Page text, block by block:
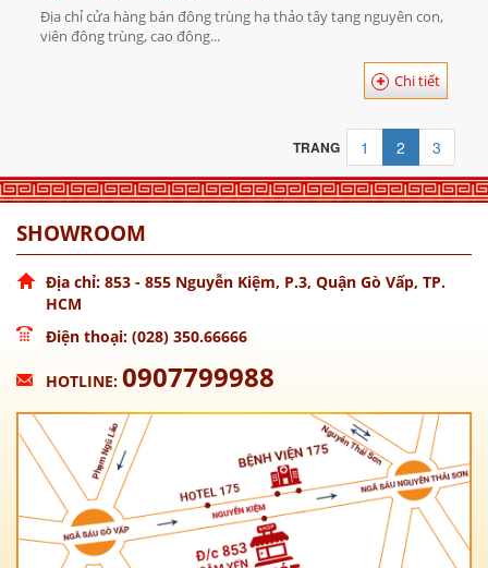
Địa chỉ cửa hàng bán đông trùng hạ thảo tây tạng nguyên con,
viên đông trùng, cao đông...
Chi tiết
TRANG 1 2 3
SHOWROOM
Địa chỉ: 853 - 855 Nguyễn Kiệm, P.3, Quận Gò Vấp, TP.
HCM
Điện thoại: (028) 350.66666
HOTLINE: 0907799988